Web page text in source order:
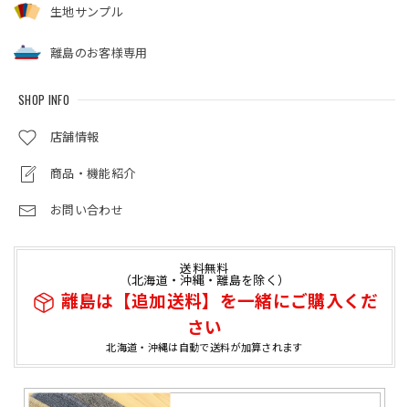
生地サンプル
離島のお客様専用
SHOP INFO
店舗情報
商品・機能紹介
お問い合わせ
送料無料
（北海道・沖縄・離島を除く）
離島は【追加送料】を一緒にご購入くだ
さい
北海道・沖縄は自動で送料が加算されます